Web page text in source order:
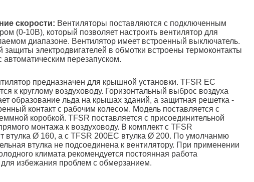
скорости: Вентиляторы поставляются с подключенным
(0-10В), который позволяет настроить вентилятор для
диапазоне. Вентилятор имеет встроенный выключатель.
защиты электродвигателей в обмотки встроены термоконтакты
перезапуском.
предназначен для крышной установки. TFSR EC
к круглому воздуховоду. Горизонтальный выброс воздуха
образование льда на крышах зданий, а защитная решетка -
контакт с рабочим колесом. Модель поставляется с
коробкой. TFSR поставляется с присоединительной
монтажа к воздуховоду. В комплект с TFSR
втулка Ø 160, а с TFSR 200EC втулка Ø 200. По умолчанмю
втулка не подсоединена к вентилятору. При применении
климата рекомендуется постоянная работа
для избежания проблем с обмерзанием.